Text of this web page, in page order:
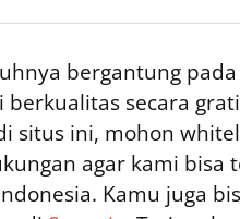
bergantung
secara
situs ini, mohon
agar kami bisa
Kamu juga